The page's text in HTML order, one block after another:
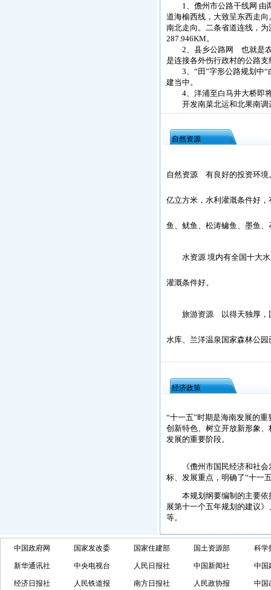
1、儋州市公路干线网 由两
道海榆西线，大致呈东西走
南北走向。二条省道连线，
287.946KM。
2、县乡公路网 也就是农
是连接各外伤行政村的公路
3、“田”字形公路规划中“
建当中。
4、洋浦至白马井大桥即
开发南菜北运和北果南调
自然资源
自然资源 有良好的投资环境
亿立方米，水利灌溉条件好
鱼、鱿鱼、松涛鳙鱼、墨鱼
水资源 境内有全国十大水
灌溉条件好。
旅游资源 以得天独厚，国
水库、兰洋温泉国家森林公
经济政策
“十一五”时期是海南发展的
创新特色、树立开放新形象
发展的重要阶段。
《儋州市国民经济和社会
标、发展重点，明确了“十一
本规划纲要编制的主要依
展第十一个五年规划的建议
等。
中国政府网 国家发改委 国家住建部 国土资源部 科学
新华通讯社 中央电视台 人民日报社 中国新闻社 中国
经济日报社 人民铁道报 南方日报社 人民政协报 中国